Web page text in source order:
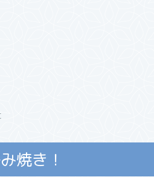
焼き！